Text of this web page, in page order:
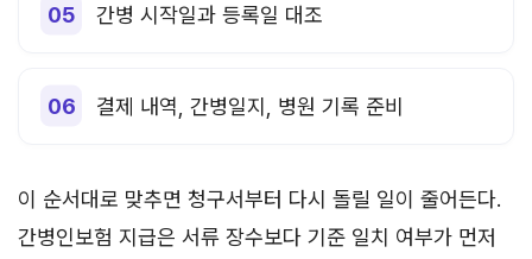
간병 시작일과 등록일 대조
결제 내역, 간병일지, 병원 기록 준비
이 순서대로 맞추면 청구서부터 다시 돌릴 일이 줄어든다.
간병인보험 지급은 서류 장수보다 기준 일치 여부가 먼저